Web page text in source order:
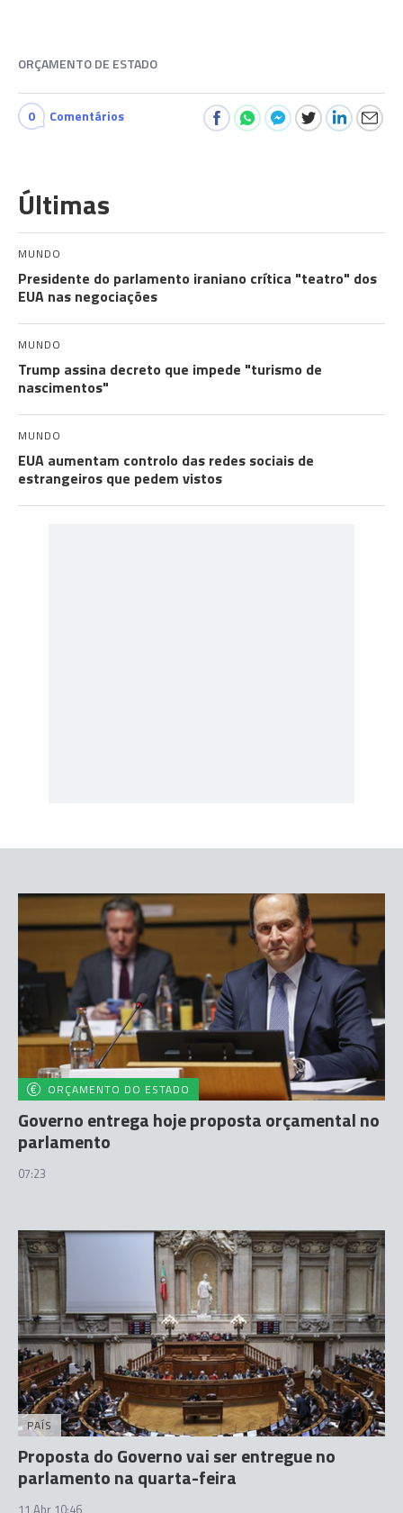
ORÇAMENTO DE ESTADO
0 Comentários
Últimas
MUNDO
Presidente do parlamento iraniano crítica "teatro" dos
EUA nas negociações
MUNDO
Trump assina decreto que impede "turismo de
nascimentos"
MUNDO
EUA aumentam controlo das redes sociais de
estrangeiros que pedem vistos
ORÇAMENTO DO ESTADO
Governo entrega hoje proposta orçamental no
parlamento
07:23
PAÍS
Proposta do Governo vai ser entregue no
parlamento na quarta-feira
11 Abr 10:46